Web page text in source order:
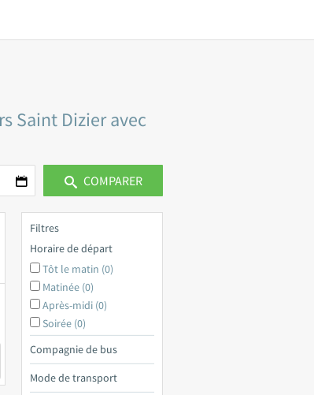
Saint Dizier avec
COMPARER
Filtres
Horaire de départ
Tôt le matin (0)
Matinée (0)
Après-midi (0)
Soirée (0)
Compagnie de bus
Mode de transport